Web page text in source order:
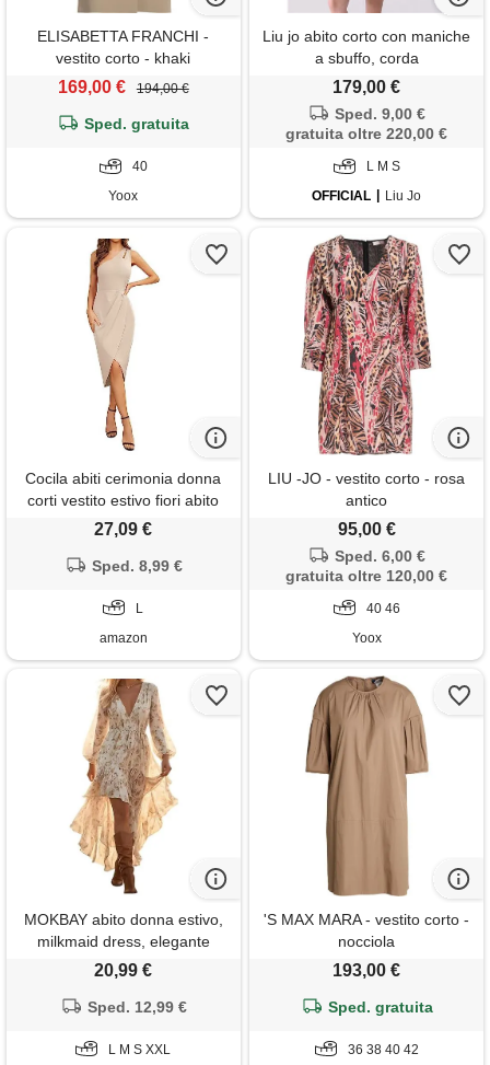
ELISABETTA FRANCHI -
vestito corto - khaki
169,00 € 194,00 €
Sped. gratuita
40
Yoox
Liu jo abito corto con maniche
a sbuffo, corda
179,00 €
Sped. 9,00 €
gratuita oltre 220,00 €
L M S
OFFICIAL
Liu Jo
Cocila abiti cerimonia donna
corti vestito estivo fiori abito
velluto verde donna vestiti per
elegante donna estivi vestito
l)
27,09 €
Sped. 8,99 €
L
amazon
LIU -JO - vestito corto - rosa
antico
95,00 €
Sped. 6,00 €
gratuita oltre 120,00 €
40 46
Yoox
MOKBAY abito donna estivo,
milkmaid dress, elegante
dress corti modelli summer
scollo a v maniche lunghe
vestiti estivi donna lunghi, xxl
20,99 €
Sped. 12,99 €
L M S XXL
'S MAX MARA - vestito corto -
nocciola
193,00 €
Sped. gratuita
36 38 40 42